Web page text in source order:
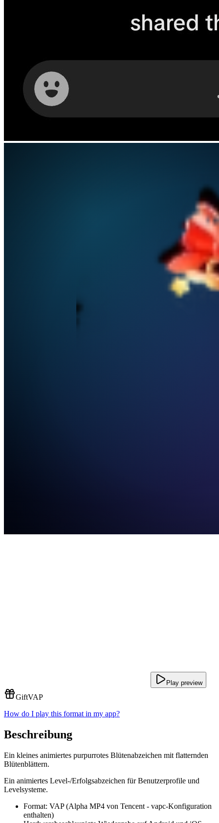
Play preview
GiftVAP
How do I play this format in my app?
Beschreibung
Ein kleines animiertes purpurrotes Blütenabzeichen mit flatternden
Blütenblättern.
Ein animiertes Level-/Erfolgsabzeichen für Benutzerprofile und
Levelsysteme.
Format: VAP (Alpha MP4 von Tencent - vapc-Konfiguration
enthalten)